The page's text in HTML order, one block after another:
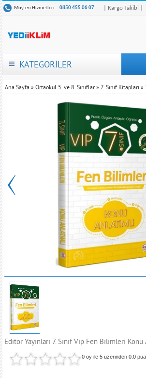
Müşteri Hizmetleri 0850 455 06 07 | Kargo Takibi |
KATEGORİLER
Ana Sayfa » Ortaokul 5. ve 8. Sınıflar » 7. Sınıf Kitapları »
Editör Yayınları 7. Sınıf Vip Fen Bilimleri Konu
0 oy ile 5 üzerinden0.0